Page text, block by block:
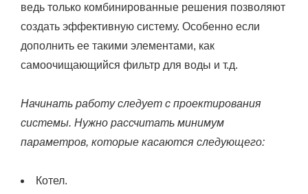
ведь только комбинированные решения позволяют
создать эффективную систему. Особенно если
дополнить ее такими элементами, как
самоочищающийся фильтр для воды и т.д.
Начинать работу следует с проектирования
системы. Нужно рассчитать минимум
параметров, которые касаются следующего:
Котел.